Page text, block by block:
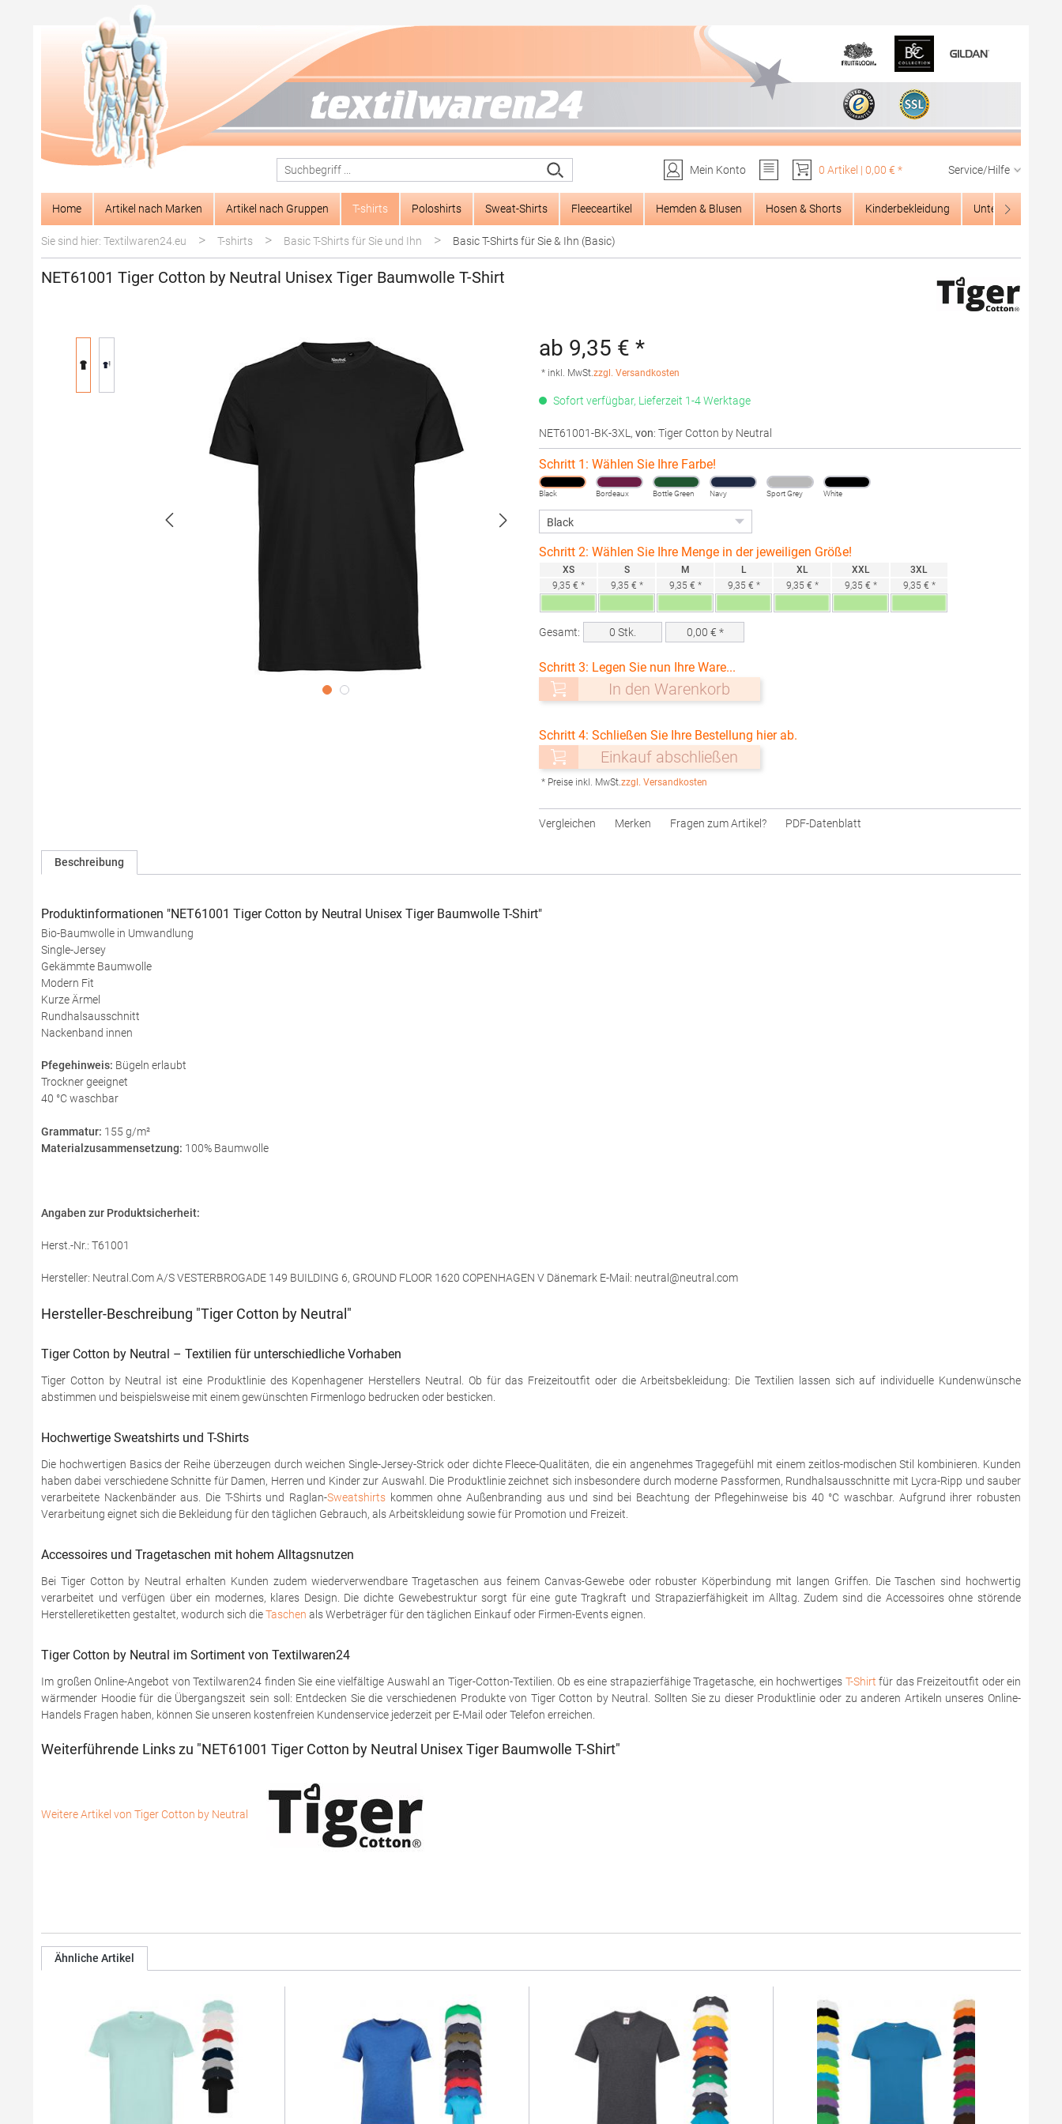
Zur Hauptnavigation springen
Mein Konto
0 Artikel | 0,00 € * Service/Hilfe
Home Artikel nach Marken Artikel nach Gruppen T-shirts Poloshirts Sweat-Shirts Fleeceartikel Hemden & Blusen Hosen & Shorts Kinderbekleidung Unterwäsche
Sie sind hier: Textilwaren24.eu > T-shirts > Basic T-Shirts für Sie und Ihn > Basic T-Shirts für Sie & Ihn (Basic)
NET61001 Tiger Cotton by Neutral Unisex Tiger Baumwolle T-Shirt
ab 9,35 € *
* inkl. MwSt.zzgl. Versandkosten
Sofort verfügbar, Lieferzeit 1-4 Werktage
NET61001-BK-3XL , von: Tiger Cotton by Neutral
Schritt 1: Wählen Sie Ihre Farbe!
Black Bordeaux Bottle Green Navy Sport Grey White
Schritt 2: Wählen Sie Ihre Menge in der jeweiligen Größe!
XS
9,35 € *
S
9,35 € *
M
9,35 € *
L
9,35 € *
XL
9,35 € *
XXL
9,35 € *
3XL
9,35 € *
Gesamt: 0 Stk. 0,00 € *
Schritt 3: Legen Sie nun Ihre Ware...
In den Warenkorb
Schritt 4: Schließen Sie Ihre Bestellung hier ab.
Einkauf abschließen
* Preise inkl. MwSt.zzgl. Versandkosten
Vergleichen Merken Fragen zum Artikel? PDF-Datenblatt
Beschreibung
Produktinformationen "NET61001 Tiger Cotton by Neutral Unisex Tiger Baumwolle T-Shirt"
Bio-Baumwolle in Umwandlung
Single-Jersey
Gekämmte Baumwolle
Modern Fit
Kurze Ärmel
Rundhalsausschnitt
Nackenband innen
Pfegehinweis: Bügeln erlaubt
Trockner geeignet
40 °C waschbar
Grammatur: 155 g/m²
Materialzusammensetzung: 100% Baumwolle
Angaben zur Produktsicherheit:
Herst.-Nr.: T61001
Hersteller: Neutral.Com A/S VESTERBROGADE 149 BUILDING 6, GROUND FLOOR 1620 COPENHAGEN V Dänemark E-Mail: neutral@neutral.com
Hersteller-Beschreibung "Tiger Cotton by Neutral"
Tiger Cotton by Neutral – Textilien für unterschiedliche Vorhaben
Tiger Cotton by Neutral ist eine Produktlinie des Kopenhagener Herstellers Neutral. Ob für das Freizeitoutfit oder die Arbeitsbekleidung: Die Textilien lassen sich auf individuelle Kundenwünsche
abstimmen und beispielsweise mit einem gewünschten Firmenlogo bedrucken oder besticken.
Hochwertige Sweatshirts und T-Shirts
Die hochwertigen Basics der Reihe überzeugen durch weichen Single-Jersey-Strick oder dichte Fleece-Qualitäten, die ein angenehmes Tragegefühl mit einem zeitlos-modischen Stil kombinieren. Kunden
haben dabei verschiedene Schnitte für Damen, Herren und Kinder zur Auswahl. Die Produktlinie zeichnet sich insbesondere durch moderne Passformen, Rundhalsausschnitte mit Lycra-Ripp und sauber
verarbeitete Nackenbänder aus. Die T-Shirts und Raglan-Sweatshirtskommen ohne Außenbranding aus und sind bei Beachtung der Pflegehinweise bis 40 °C waschbar. Aufgrund ihrer robusten
Verarbeitung eignet sich die Bekleidung für den täglichen Gebrauch, als Arbeitskleidung sowie für Promotion und Freizeit.
Accessoires und Tragetaschen mit hohem Alltagsnutzen
Bei Tiger Cotton by Neutral erhalten Kunden zudem wiederverwendbare Tragetaschen aus feinem Canvas-Gewebe oder robuster Köperbindung mit langen Griffen. Die Taschen sind hochwertig
verarbeitet und verfügen über ein modernes, klares Design. Die dichte Gewebestruktur sorgt für eine gute Tragkraft und Strapazierfähigkeit im Alltag. Zudem sind die Accessoires ohne störende
Herstelleretiketten gestaltet, wodurch sich dieTaschen als Werbeträger für den täglichen Einkauf oder Firmen-Events eignen.
Tiger Cotton by Neutral im Sortiment von Textilwaren24
Im großen Online-Angebot von Textilwaren24 finden Sie eine vielfältige Auswahl an Tiger-Cotton-Textilien. Ob es eine strapazierfähige Tragetasche, ein hochwertiges T-Shirt für das Freizeitoutfit oder ein
wärmender Hoodie für die Übergangszeit sein soll: Entdecken Sie die verschiedenen Produkte von Tiger Cotton by Neutral. Sollten Sie zu dieser Produktlinie oder zu anderen Artikeln unseres Online-
Handels Fragen haben, können Sie unseren kostenfreien Kundenservice jederzeit per E-Mail oder Telefon erreichen.
Weiterführende Links zu "NET61001 Tiger Cotton by Neutral Unisex Tiger Baumwolle T-Shirt"
Weitere Artikel von Tiger Cotton by Neutral
Ähnliche Artikel